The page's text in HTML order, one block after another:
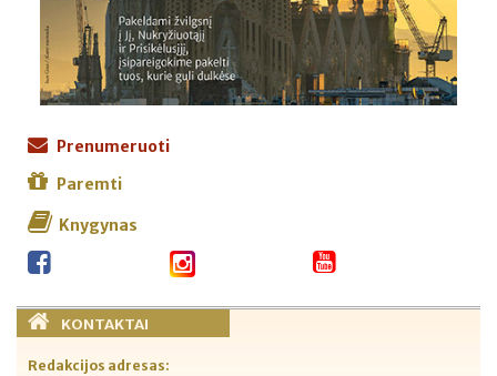
Prenumeruoti
Paremti
Knygynas
KONTAKTAI
Redakcijos adresas: